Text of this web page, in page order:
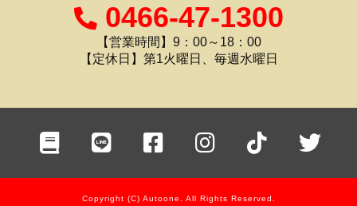
0466-47-1300
【営業時間】9：00～18：00
【定休日】第1火曜日、毎週水曜日
Copyright (C) Autoone. All Rights Reserved.